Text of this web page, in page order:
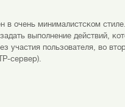
в очень минималистском
выполнение действий,
участия пользователя, во
сервер).